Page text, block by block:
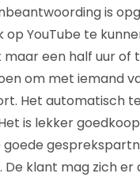
is
op YouTube te
maar een half uur of
om met iemand
Het automatisch
is lekker
goede
De klant mag zich